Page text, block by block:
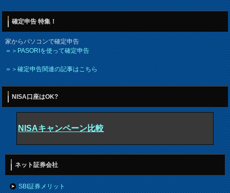
確定申告 特集！
家からパソコンで確定申告
＝＞PASORIを使って確定申告
＝＞確定申告関連の記事はこちら
NISA口座はOK?
NISAキャンペーン比較
ネット証券会社
SBI証券メリット